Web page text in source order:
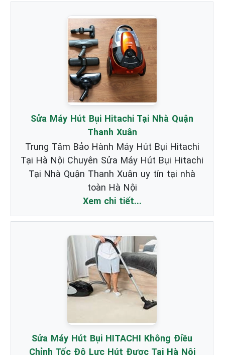
Sửa Máy Hút Bụi Hitachi Tại Nhà Quận
Thanh Xuân
Trung Tâm Bảo Hành Máy Hút Bụi Hitachi
Tại Hà Nội Chuyên Sửa Máy Hút Bụi Hitachi
Tại Nhà Quận Thanh Xuân uy tín tại nhà
toàn Hà Nội
Xem chi tiết...
Sửa Máy Hút Bụi HITACHI Không Điều
Chỉnh Tốc Độ Lực Hút Được Tại Hà Nội